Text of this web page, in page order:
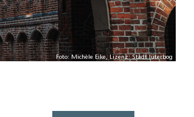
Foto: Michèle Eike, Lizenz: Stadt Jüterbog